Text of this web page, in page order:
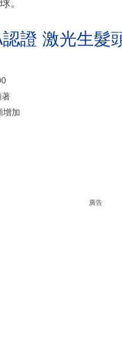
。
證 激光生髮
著
增加
廣告